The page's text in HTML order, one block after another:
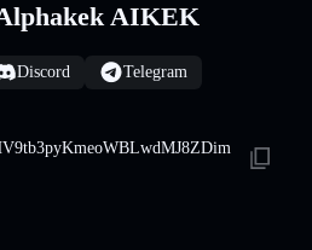
AIKEK
Discord Telegram